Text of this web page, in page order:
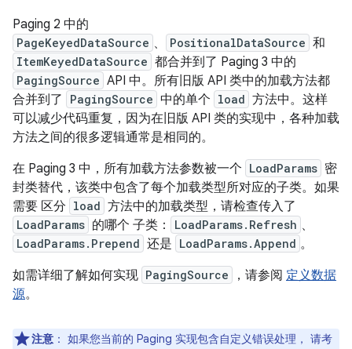
Paging 2 中的
PageKeyedDataSource 、 PositionalDataSource 和
ItemKeyedDataSource 都合并到了 Paging 3 中的
PagingSource API 中。所有旧版 API 类中的加载方法都
合并到了
PagingSource 中的单个 load 方法中。这样
可以减少代码重复，因为在旧版 API 类的实现中，各种加载
方法之间的很多逻辑通常是相同的。
在 Paging 3 中，所有加载方法参数被一个 LoadParams 密
封类替代，该类中包含了每个加载类型所对应的子类。如果
需要 区分 load 方法中的加载类型，请检查传入了
LoadParams 的哪个 子类： LoadParams.Refresh 、
LoadParams.Prepend 还是 LoadParams.Append 。
如需详细了解如何实现 PagingSource ，请参阅 定义数据
源。
注意 ： 如果您当前的 Paging 实现包含自定义错误处理， 请考